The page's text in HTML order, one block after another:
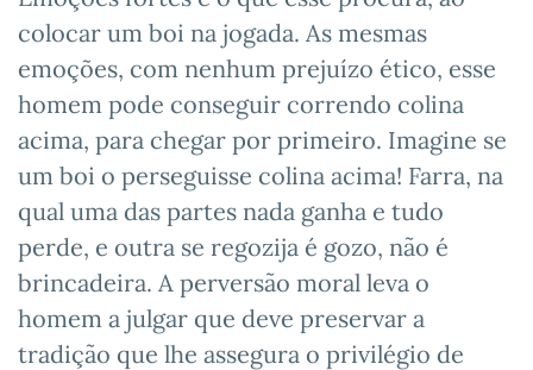
colocar um boi na jogada. As mesmas
emoções, com nenhum prejuízo ético, esse
homem pode conseguir correndo colina
acima, para chegar por primeiro. Imagine se
um boi o perseguisse colina acima! Farra, na
qual uma das partes nada ganha e tudo
perde, e outra se regozija é gozo, não é
brincadeira. A perversão moral leva o
homem a julgar que deve preservar a
tradição que lhe assegura o privilégio de